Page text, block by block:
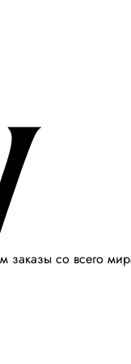
заказы со всего